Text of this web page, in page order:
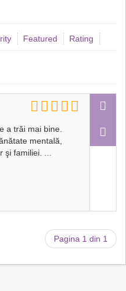
Featured Rating
a trăi mai bine.
mentală,
şi familiei.
Pagina 1 din 1